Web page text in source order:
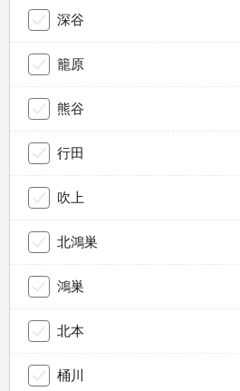
深谷
籠原
熊谷
行田
吹上
北鴻巣
鴻巣
北本
桶川